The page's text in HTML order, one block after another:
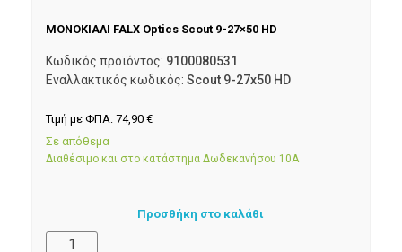
ΜΟΝΟΚΙΑΛΙ FALX Optics Scout 9-27×50 HD
Κωδικός προϊόντος: 9100080531
Εναλλακτικός κωδικός: Scout 9-27x50 HD
Τιμή με ΦΠΑ: 74,90 €
Σε απόθεμα
Διαθέσιμο και στο κατάστημα Δωδεκανήσου 10Α
Προσθήκη στο καλάθι